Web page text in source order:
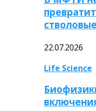
22.07.2026
Life Science